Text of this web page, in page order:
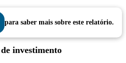
para saber mais sobre este relatório.
investimento